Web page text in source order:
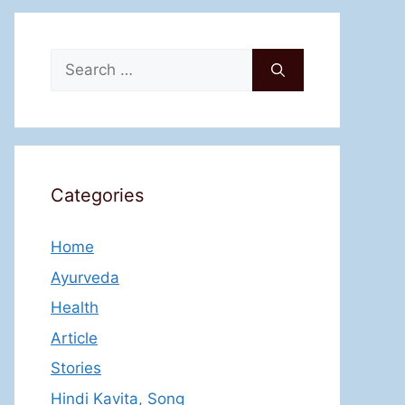
Search
for:
Categories
Home
Ayurveda
Health
Article
Stories
Hindi Kavita, Song